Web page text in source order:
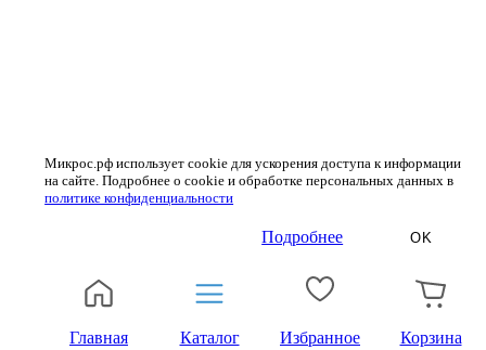
Микрос.рф использует cookie для ускорения доступа к информации
на сайте. Подробнее о cookie и обработке персональных данных в
политике конфиденциальности
Подробнее OK
Главная Каталог Избранное Корзина